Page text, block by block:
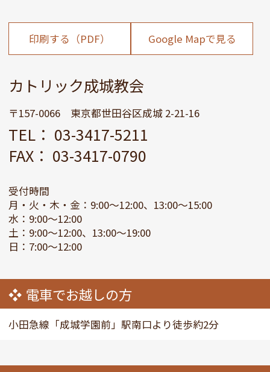
カトリック成城教会
〒157-0066 東京都世田谷区成城 2-21-16
TEL： 03-3417-5211
FAX： 03-3417-0790
受付時間
月・火・木・金：9:00～12:00、13:00～15:00
水：9:00～12:00
土：9:00～12:00、13:00～19:00
日：7:00～12:00
印刷する（PDF） Google Mapで見る
電車でお越しの方
小田急線「成城学園前」駅南口より徒歩約2分